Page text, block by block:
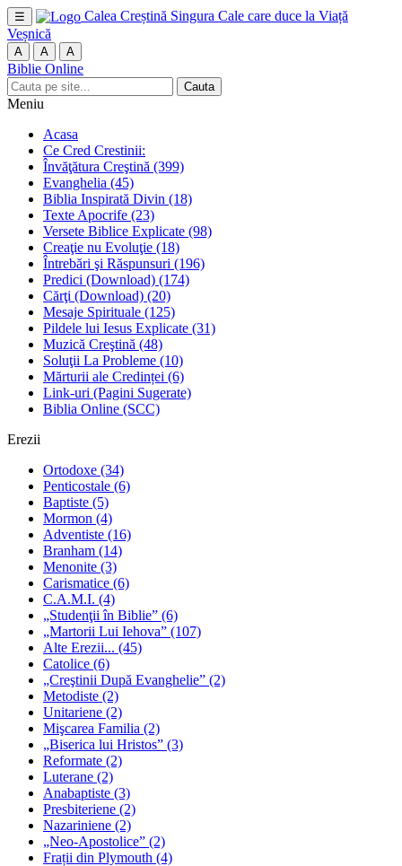
☰ Calea Creștină Singura Cale care duce la Viață
Veșnică
A A A
Biblie Online
Cauta
Meniu
Acasa
Ce Cred Crestinii:
Învăţătura Creştină (399)
Evanghelia (45)
Biblia Inspirată Divin (18)
Texte Apocrife (23)
Versete Biblice Explicate (98)
Creaţie nu Evoluţie (18)
Întrebări şi Răspunsuri (196)
Predici (Download) (174)
Cărţi (Download) (20)
Mesaje Spirituale (125)
Pildele lui Iesus Explicate (31)
Muzică Creştină (48)
Soluţii La Probleme (10)
Mărturii ale Credinței (6)
Link-uri (Pagini Sugerate)
Biblia Online (SCC)
Erezii
Ortodoxe (34)
Penticostale (6)
Baptiste (5)
Mormon (4)
Adventiste (16)
Branham (14)
Menonite (3)
Carismatice (6)
C.A.M.I. (4)
„Studenţii în Biblie” (6)
„Martorii Lui Iehova” (107)
Alte Erezii... (45)
Catolice (6)
„Creştinii După Evanghelie” (2)
Metodiste (2)
Unitariene (2)
Mişcarea Familia (2)
„Biserica lui Hristos” (3)
Reformate (2)
Luterane (2)
Anabaptiste (3)
Presbiteriene (2)
Nazariniene (2)
„Neo-Apostolice” (2)
Frații din Plymouth (4)